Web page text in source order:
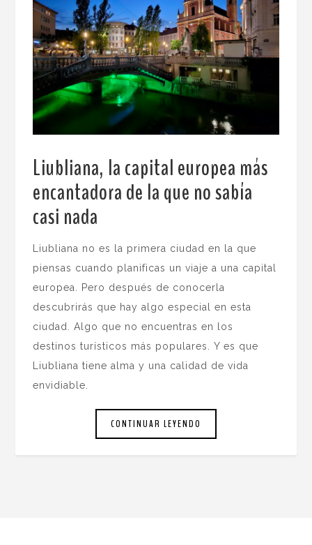
Liubliana, la capital europea más
encantadora de la que no sabía
casi nada
Liubliana no es la primera ciudad en la que
piensas cuando planificas un viaje a una capital
europea. Pero después de conocerla
descubrirás que hay algo especial en esta
ciudad. Algo que no encuentras en los
destinos turísticos más populares. Y es que
Liubliana tiene alma y una calidad de vida
envidiable.
CONTINUAR LEYENDO